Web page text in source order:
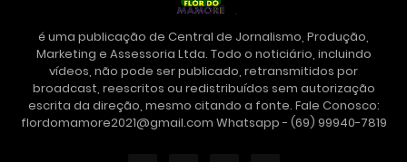
é uma publicação de Central de Jornalismo, Produção,
Marketing e Assessoria Ltda. Todo o noticiário, incluindo
vídeos, não pode ser publicado, retransmitidos por
broadcast, reescritos ou redistribuídos sem autorização
escrita da direção, mesmo citando a fonte. Fale Conosco:
flordomamore2021@gmail.com Whatsapp - (69) 99940-7819